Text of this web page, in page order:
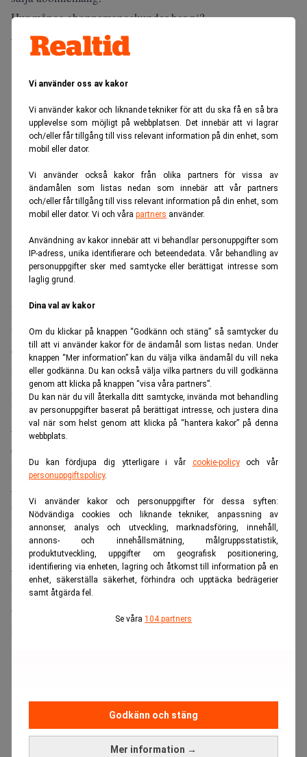
Vi använder oss av kakor
Vi använder kakor och liknande tekniker för att du ska få en så bra
upplevelse som möjligt på webbplatsen. Det innebär att vi lagrar
och/eller får tillgång till viss relevant information på din enhet, som
mobil eller dator.
Vi använder också kakor från olika partners för vissa av
ändamålen som listas nedan som innebär att vår partners
och/eller får tillgång till viss relevant information på din enhet, som
mobil eller dator. Vi och våra partners använder.
Användning av kakor innebär att vi behandlar personuppgifter som
IP-adress, unika identifierare och beteendedata. Vår behandling av
personuppgifter sker med samtycke eller berättigat intresse som
laglig grund.
Dina val av kakor
Om du klickar på knappen “Godkänn och stäng” så samtycker du
till att vi använder kakor för de ändamål som listas nedan. Under
knappen “Mer information” kan du välja vilka ändamål du vill neka
eller godkänna. Du kan också välja vilka partners du vill godkänna
genom att klicka på knappen “visa våra partners”.
Du kan när du vill återkalla ditt samtycke, invända mot behandling
av personuppgifter baserat på berättigat intresse, och justera dina
val när som helst genom att klicka på “hantera kakor” på denna
webbplats.
Du kan fördjupa dig ytterligare i vår cookie-policyoch vår
personuppgiftspolicy.
Vi använder kakor och personuppgifter för dessa syften:
Nödvändiga cookies och liknande tekniker, anpassning av
annonser, analys och utveckling, marknadsföring, innehåll,
annons- och innehållsmätning, målgruppsstatistik,
produktutveckling, uppgifter om geografisk positionering,
identifiering via enheten, lagring och åtkomst till information på en
enhet, säkerställa säkerhet, förhindra och upptäcka bedrägerier
samt åtgärda fel.
Se våra 104 partners
Mer information →
Godkänn och stäng
Hur många abonnemangskunder har ni?
– Snudd på en miljon.
Finns det möjlighet att öka den siffran, eller har ni nått
taket?
– Man kan säga så här att vi har aldrig haft en sådan
nettotillväxt i antalet abonnemang, som i augusti och
september i år.
Vad var orsaken till det?
– Det finns nog många orsaker, men generellt är betal-tv
en typisk sak som är rätt okänslig för
konjunkturnedgångar.
– Folk roar sig inte så mycket i övrigt, och betalar gärna
för bra tv.
Vill du puffa för något speciellt som kommer att visas i era
kanaler under hösten?
– De flesta nya filmer har ju tv-premiär på våra filmkanaler,
vilket ”publiken” känner till.
– Sedan visas världens bästa fotbollsliga – brittiska
Premier League, i Canal Plus.